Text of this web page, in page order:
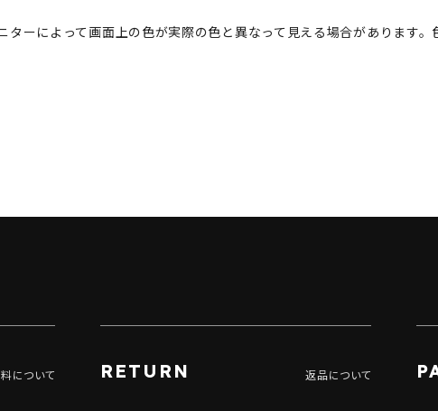
ーによって画面上の色が実際の色と異なって見える場合があります
について RETURN 返品について